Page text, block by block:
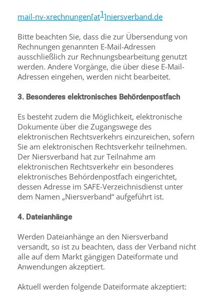
mail-nv-xrechnungen[at1]niersverband.de
Bitte beachten Sie, dass die zur Übersendung von
Rechnungen genannten E-Mail-Adressen
ausschließlich zur Rechnungsbearbeitung genutzt
werden. Andere Vorgänge, die über diese E-Mail-
Adressen eingehen, werden nicht bearbeitet.
3. Besonderes elektronisches Behördenpostfach
Es besteht zudem die Möglichkeit, elektronische
Dokumente über die Zugangswege des
elektronischen Rechtsverkehrs einzureichen, sofern
Sie am elektronischen Rechtsverkehr teilnehmen.
Der Niersverband hat zur Teilnahme am
elektronischen Rechtsverkehr ein besonderes
elektronisches Behördenpostfach eingerichtet,
dessen Adresse im SAFE-Verzeichnisdienst unter
dem Namen „Niersverband“ aufgeführt ist.
4. Dateianhänge
Werden Dateianhänge an den Niersverband
versandt, so ist zu beachten, dass der Verband nicht
alle auf dem Markt gängigen Dateiformate und
Anwendungen akzeptiert.
Aktuell werden folgende Dateiformate akzeptiert: